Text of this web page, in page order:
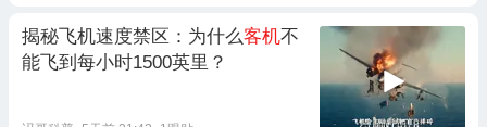
揭秘飞机速度禁区：为什么客机不
能飞到每小时1500英里？